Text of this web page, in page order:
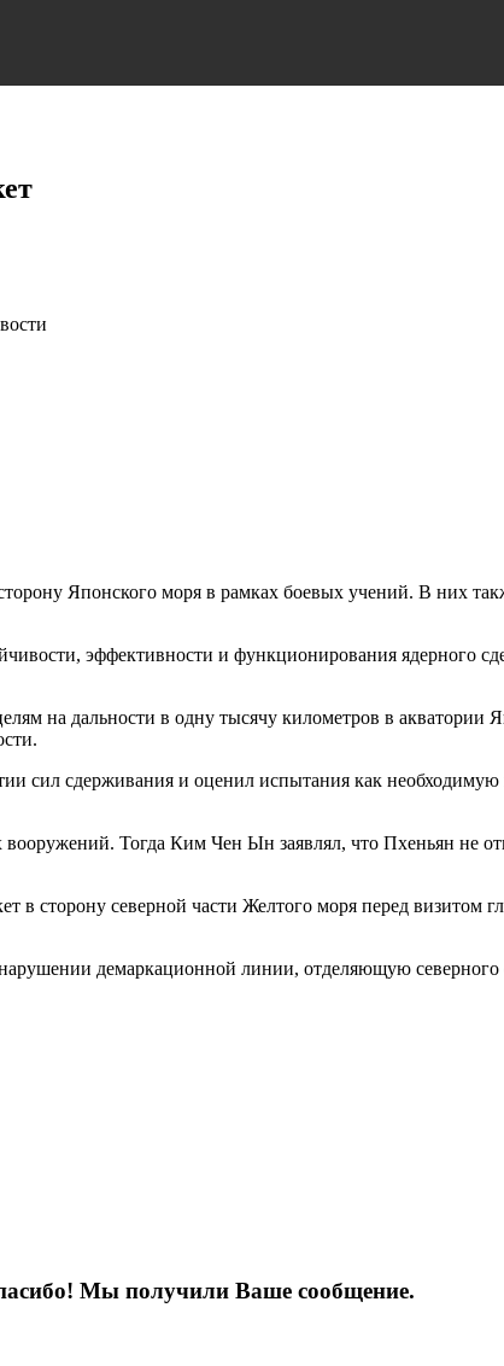
Японского моря в рамках боевых учений. В них
эффективности и функционирования ядерного
на дальности в одну тысячу километров в
сил сдерживания и оценил испытания как
Тогда Ким Чен Ын заявлял, что Пхеньян не
в сторону северной части Желтого моря перед
демаркационной линии, отделяющую северного
Мы получили Ваше сообщение.